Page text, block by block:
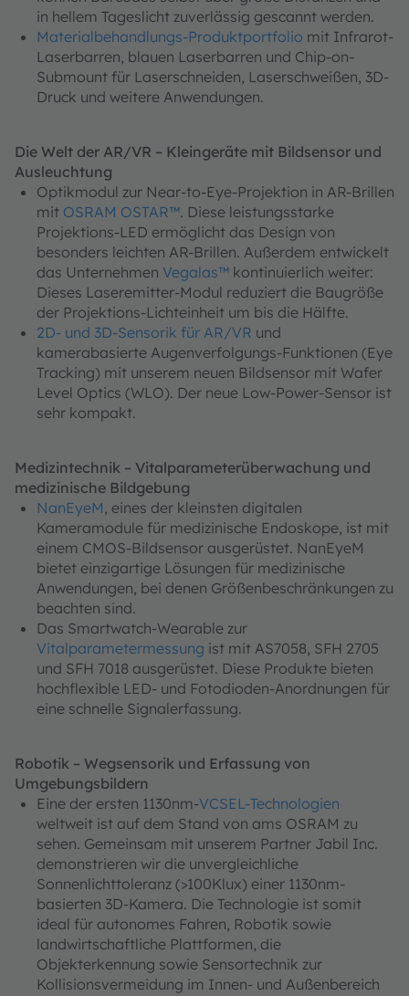
in hellem Tageslicht zuverlässig gescannt werden.
Materialbehandlungs-Produktportfolio mit Infrarot-
Laserbarren, blauen Laserbarren und Chip-on-
Submount für Laserschneiden, Laserschweißen, 3D-
Druck und weitere Anwendungen.
Die Welt der AR/VR – Kleingeräte mit Bildsensor und
Ausleuchtung
Optikmodul zur Near-to-Eye-Projektion in AR-Brillen
mit OSRAM OSTAR™. Diese leistungsstarke
Projektions-LED ermöglicht das Design von
besonders leichten AR-Brillen. Außerdem entwickelt
das Unternehmen Vegalas™ kontinuierlich weiter:
Dieses Laseremitter-Modul reduziert die Baugröße
der Projektions-Lichteinheit um bis die Hälfte.
2D- und 3D-Sensorik für AR/VR und
kamerabasierte Augenverfolgungs-Funktionen (Eye
Tracking) mit unserem neuen Bildsensor mit Wafer
Level Optics (WLO). Der neue Low-Power-Sensor ist
sehr kompakt.
Medizintechnik – Vitalparameterüberwachung und
medizinische Bildgebung
NanEyeM , eines der kleinsten digitalen
Kameramodule für medizinische Endoskope, ist mit
einem CMOS-Bildsensor ausgerüstet. NanEyeM
bietet einzigartige Lösungen für medizinische
Anwendungen, bei denen Größenbeschränkungen zu
beachten sind.
Das Smartwatch-Wearable zur
Vitalparametermessung ist mit AS7058, SFH 2705
und SFH 7018 ausgerüstet. Diese Produkte bieten
hochflexible LED- und Fotodioden-Anordnungen für
eine schnelle Signalerfassung.
Robotik – Wegsensorik und Erfassung von
Umgebungsbildern
Eine der ersten 1130nm-VCSEL-Technologien
weltweit ist auf dem Stand von ams OSRAM zu
sehen. Gemeinsam mit unserem Partner Jabil Inc.
demonstrieren wir die unvergleichliche
Sonnenlichttoleranz (>100Klux) einer 1130nm-
basierten 3D-Kamera. Die Technologie ist somit
ideal für autonomes Fahren, Robotik sowie
landwirtschaftliche Plattformen, die
Objekterkennung sowie Sensortechnik zur
Kollisionsvermeidung im Innen- und Außenbereich